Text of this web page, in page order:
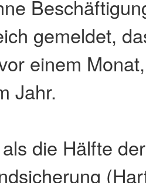
gemeldet,
einem
Jahr.
die Hälfte